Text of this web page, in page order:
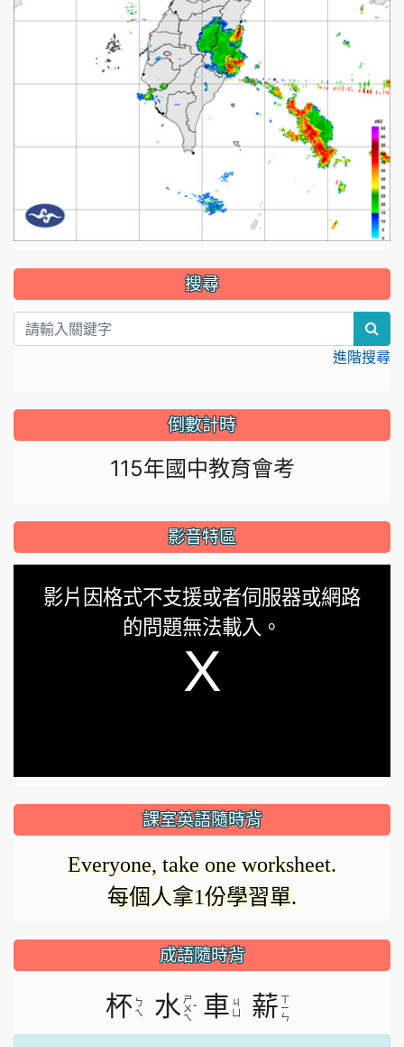
::: 搜尋
進階搜尋
倒數計時
115年國中教育會考
影音特區
影片因格式不支援或者伺服器或網路
的問題無法載入。
課室英語隨時背
Everyone, take one worksheet.
每個人拿1份學習單.
成語隨時背
杯 ㄅ
ㄟ
水 ㄕ
ㄨ
ㄟ
ˇ 車 ㄐ
薪 ㄒ
ㄧ
ㄣ